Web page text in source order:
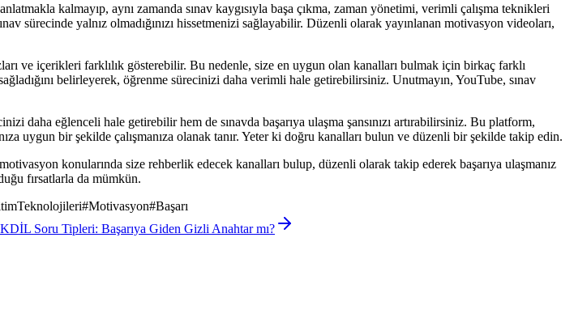
kalmayıp, aynı zamanda sınav kaygısıyla başa çıkma, zaman yönetimi, verimli çalışma teknikleri
sürecinde yalnız olmadığınızı hissetmenizi sağlayabilir. Düzenli olarak yayınlanan motivasyon videoları,
ve içerikleri farklılık gösterebilir. Bu nedenle, size en uygun olan kanalları bulmak için birkaç farklı
belirleyerek, öğrenme sürecinizi daha verimli hale getirebilirsiniz. Unutmayın, YouTube, sınav
daha eğlenceli hale getirebilir hem de sınavda başarıya ulaşma şansınızı artırabilirsiniz. Bu platform,
uygun bir şekilde çalışmanıza olanak tanır. Yeter ki doğru kanalları bulun ve düzenli bir şekilde takip edin.
konularında size rehberlik edecek kanalları bulup, düzenli olarak takip ederek başarıya ulaşmanız
fırsatlarla da mümkün.
#Motivasyon#Başarı
Soru Tipleri: Başarıya Giden Gizli Anahtar mı?